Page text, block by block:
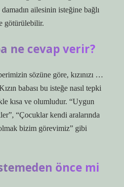
damadın ailesinin isteğine bağlı
götürülebilir.
ne cevap verir?
sözüne göre, kızınızı …
babası bu isteğe nasıl tepki
kısa ve olumludur. “Uygun
“Çocuklar kendi aralarında
bizim görevimiz” gibi
önce mi